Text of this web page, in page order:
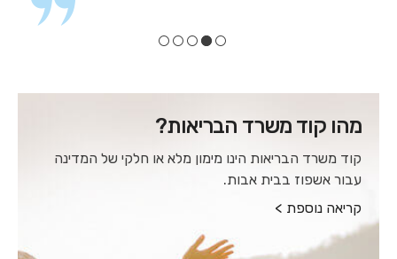
מהו קוד משרד הבריאות?
קוד משרד הבריאות הינו מימון מלא או חלקי של המדינה
עבור אשפוז בבית אבות.
קריאה נוספת >